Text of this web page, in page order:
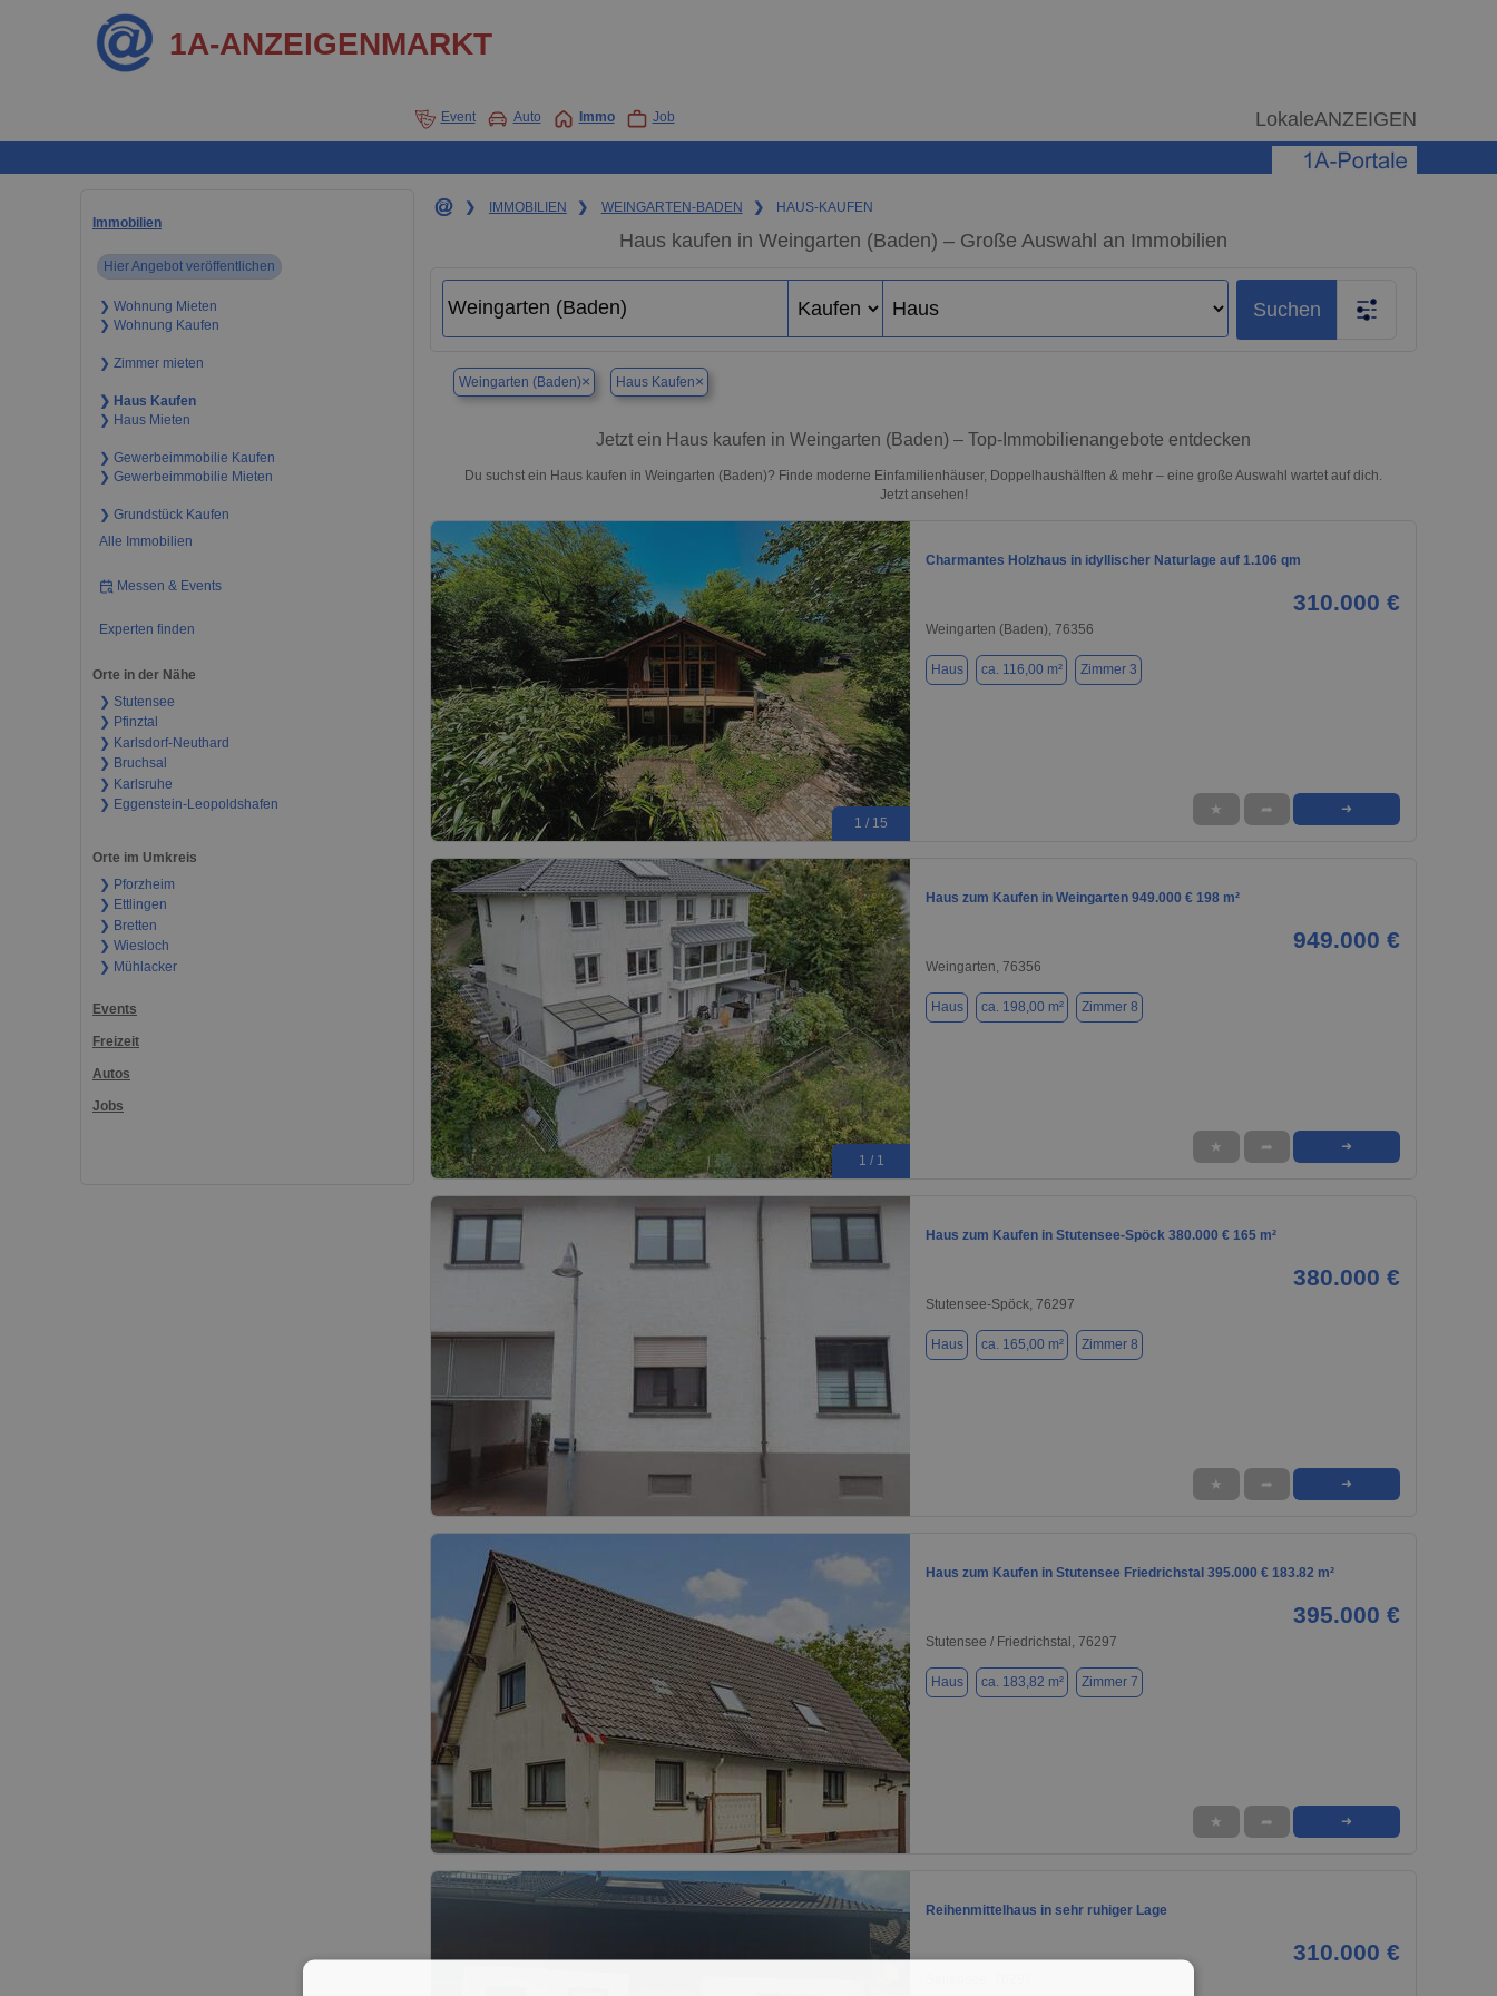
1A-ANZEIGENMARKT
Event Auto Immo Job LokaleANZEIGEN
Immobilien
Hier Angebot veröffentlichen
❯ Wohnung Mieten
❯ Wohnung Kaufen
❯ Zimmer mieten
❯ Haus Kaufen
❯ Haus Mieten
❯ Gewerbeimmobilie Kaufen
❯ Gewerbeimmobilie Mieten
❯ Grundstück Kaufen
Alle Immobilien
Messen & Events
Experten finden
Orte in der Nähe
❯ Stutensee
❯ Pfinztal
❯ Karlsdorf-Neuthard
❯ Bruchsal
❯ Karlsruhe
❯ Eggenstein-Leopoldshafen
Orte im Umkreis
❯ Pforzheim
❯ Ettlingen
❯ Bretten
❯ Wiesloch
❯ Mühlacker
Events
Freizeit
Autos
Jobs
❯ IMMOBILIEN ❯ WEINGARTEN-BADEN ❯ HAUS-KAUFEN
Haus kaufen in Weingarten (Baden) – Große Auswahl an Immobilien
Suchen
Weingarten (Baden)× Haus Kaufen×
Jetzt ein Haus kaufen in Weingarten (Baden) – Top-Immobilienangebote entdecken
Du suchst ein Haus kaufen in Weingarten (Baden)? Finde moderne Einfamilienhäuser, Doppelhaushälften & mehr – eine große Auswahl wartet auf dich.
Jetzt ansehen!
1 / 15
Charmantes Holzhaus in idyllischer Naturlage auf 1.106 qm
310.000 €
Weingarten (Baden), 76356
Haus ca. 116,00 m² Zimmer 3
★ ➦ ➜
1 / 1
Haus zum Kaufen in Weingarten 949.000 € 198 m²
949.000 €
Weingarten, 76356
Haus ca. 198,00 m² Zimmer 8
★ ➦ ➜
1 / 1
Haus zum Kaufen in Stutensee-Spöck 380.000 € 165 m²
380.000 €
Stutensee-Spöck, 76297
Haus ca. 165,00 m² Zimmer 8
★ ➦ ➜
1 / 1
Haus zum Kaufen in Stutensee Friedrichstal 395.000 € 183.82 m²
395.000 €
Stutensee / Friedrichstal, 76297
Haus ca. 183,82 m² Zimmer 7
★ ➦ ➜
Reihenmittelhaus in sehr ruhiger Lage
310.000 €